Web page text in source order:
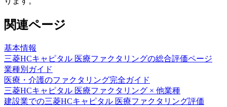
関連ページ
基本情報
三菱HCキャピタル 医療ファクタリングの総合評価ページ
業種別ガイド
医療・介護のファクタリング完全ガイド
三菱HCキャピタル 医療ファクタリング × 他業種
建設業での三菱HCキャピタル 医療ファクタリング評価